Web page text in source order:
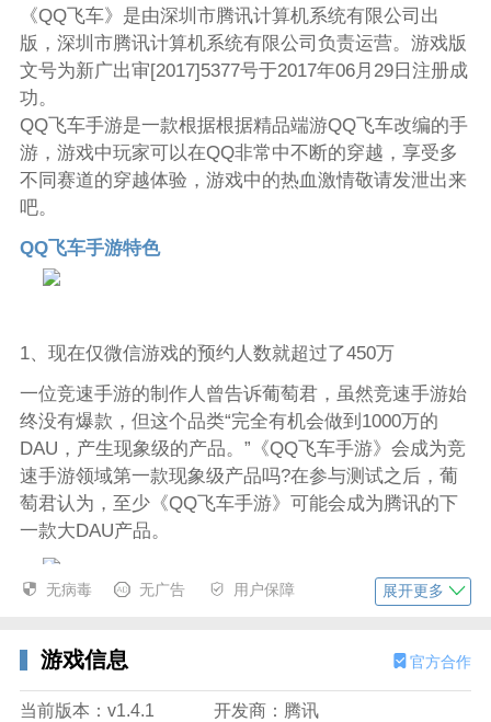
《QQ飞车》是由深圳市腾讯计算机系统有限公司出
版，深圳市腾讯计算机系统有限公司负责运营。游戏版
文号为新广出审[2017]5377号于2017年06月29日注册成
功。
QQ飞车手游是一款根据根据精品端游QQ飞车改编的手
游，游戏中玩家可以在QQ非常中不断的穿越，享受多
不同赛道的穿越体验，游戏中的热血激情敬请发泄出来
吧。
QQ飞车手游特色
1、现在仅微信游戏的预约人数就超过了450万
一位竞速手游的制作人曾告诉葡萄君，虽然竞速手游始
终没有爆款，但这个品类“完全有机会做到1000万的
DAU，产生现象级的产品。”《QQ飞车手游》会成为竞
速手游领域第一款现象级产品吗?在参与测试之后，葡
萄君认为，至少《QQ飞车手游》可能会成为腾讯的下
一款大DAU产品。
2、美术：超出国内同类产品的品质
说实话，美术品质是《QQ飞车手游》带给葡萄君的第
一印象，这种品质首先反应在赛道地图上面。按照刘晶
的说法，《QQ飞车手游》的赛道在美术制作上延续了
无病毒 无广告 用户保障 展开更多
游戏信息 官方合作
当前版本：v1.4.1
开发商：腾讯